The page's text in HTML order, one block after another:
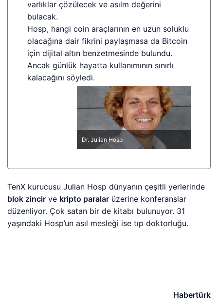
varlıklar çözülecek ve asılm değerini
bulacak.
Hosp, hangi coin araçlarının en uzun soluklu
olacağına dair fikrini paylaşmasa da Bitcoin
için dijital altın benzetmesinde bulundu.
Ancak günlük hayatta kullanımının sınırlı
kalacağını söyledi.
Dr. Julian Hosp
TenX kurucusu Julian Hosp dünyanın çeşitli yerlerinde
blok zincir ve kripto paralar üzerine konferanslar
düzenliyor. Çok satan bir de kitabı bulunuyor. 31
yaşındaki Hosp’un asıl mesleği ise tıp doktorluğu.
Habertürk